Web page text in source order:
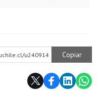
u240914 Copiar